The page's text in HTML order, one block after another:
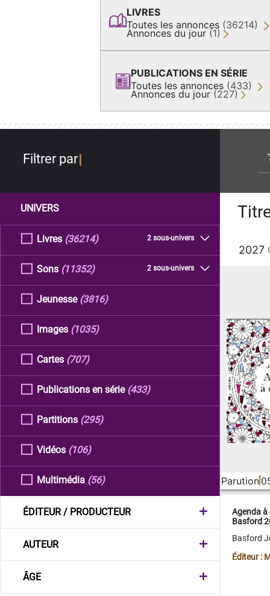
LIVRES
Toutes les annonces (36214)
Annonces du jour (1)
PUBLICATIONS EN SÉRIE
Toutes les annonces (433)
Annonces du jour (227)
Filtrer par
UNIVERS
Livres 2 sous-univers
(36214)
Sons 2 sous-univers
(11352)
Jeunesse (3816)
Images (1035)
Cartes (707)
Publications en série (433)
Partitions (295)
Vidéos (106)
Multimédia (56)
ÉDITEUR / PRODUCTEUR
AUTEUR
ÂGE
2027
Parution
Agenda
Basford
Basford
Éditeur :